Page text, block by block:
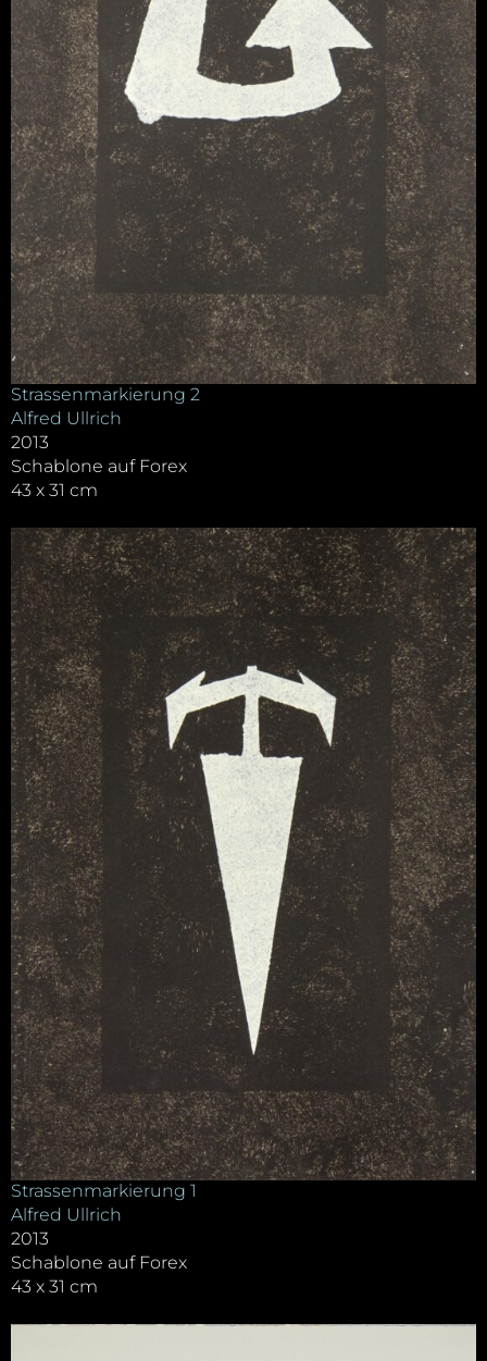
Strassenmarkierung 2
Alfred Ullrich
2013
Schablone auf Forex
43 x 31 cm
Strassenmarkierung 1
Alfred Ullrich
2013
Schablone auf Forex
43 x 31 cm